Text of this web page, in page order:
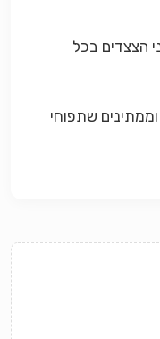
הצצדים בכל
4. מכניסים לתנור לחום של 180º וממתינים שתפוחי